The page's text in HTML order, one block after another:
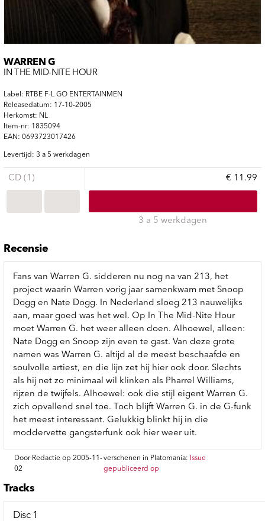
WARREN G
IN THE MID-NITE HOUR
Label: RTBE F-L GO ENTERTAINMEN
Releasedatum: 17-10-2005
Herkomst: NL
Item-nr: 1835094
EAN: 0693723017426
Levertijd: 3 a 5 werkdagen
CD (1) € 11.99
3 a 5 werkdagen
Recensie
Fans van Warren G. sidderen nu nog na van 213, het
project waarin Warren vorig jaar samenkwam met Snoop
Dogg en Nate Dogg. In Nederland sloeg 213 nauwelijks
aan, maar goed was het wel. Op In The Mid-Nite Hour
moet Warren G. het weer alleen doen. Alhoewel, alleen:
Nate Dogg en Snoop zijn even te gast. Van deze grote
namen was Warren G. altijd al de meest beschaafde en
soulvolle artiest, en die lijn zet hij hier ook door. Slechts
als hij net zo minimaal wil klinken als Pharrel Williams,
rijzen de twijfels. Alhoewel: ook die stijl eigent Warren G.
zich opvallend snel toe. Toch blijft Warren G. in de G-funk
het meest interessant. Gelukkig blinkt hij in die
moddervette gangsterfunk ook hier weer uit.
Door Redactie op 2005-11-
02
verschenen in Platomania: Issue
gepubliceerd op
Tracks
Disc 1